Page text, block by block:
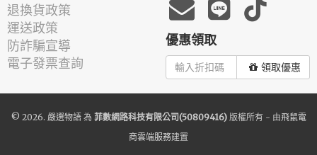
退換貨政策
運送政策
防詐騙宣導
電子發票查詢
優惠領取
領取優惠
© 2026. 嚴選物語為 菲數網路科技有限公司(50809416)版權所有 - 由飛鼠電
商雲端服務建置